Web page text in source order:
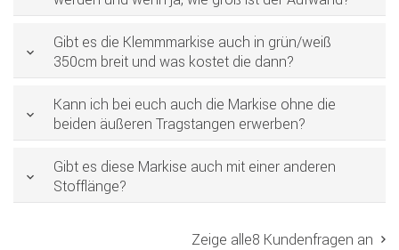
Gibt es die Klemmmarkise auch in grün/weiß
350cm breit und was kostet die dann?
Kann ich bei euch auch die Markise ohne die
beiden äußeren Tragstangen erwerben?
Gibt es diese Markise auch mit einer anderen
Stofflänge?
Zeige alle8 Kundenfragen an